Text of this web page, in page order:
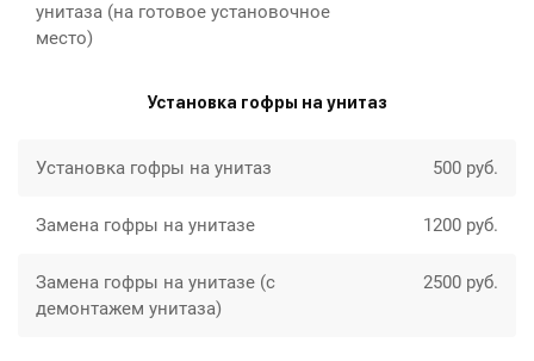
унитаза (на готовое установочное
место)
Установка гофры на унитаз
Установка гофры на унитаз 500 руб.
Замена гофры на унитазе 1200 руб.
Замена гофры на унитазе (с
демонтажем унитаза)
2500 руб.